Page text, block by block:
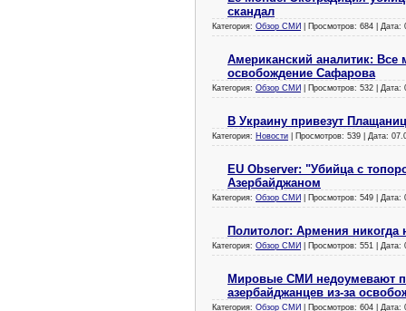
скандал
Категория: Обзор СМИ | Просмотров: 684 | Дата:
Американский аналитик:
освобождение Сафарова
Категория: Обзор СМИ | Просмотров: 532 | Дата:
В Украину привезут
Категория: Новости | Просмотров: 539 | Дата:
EU Observer: "Убийца с
Азербайджаном
Категория: Обзор СМИ | Просмотров: 549 | Дата:
Политолог: Армения
Категория: Обзор СМИ | Просмотров: 551 | Дата:
Мировые СМИ недоумевают
азербайджанцев из-за
Категория: Обзор СМИ | Просмотров: 604 | Дата: